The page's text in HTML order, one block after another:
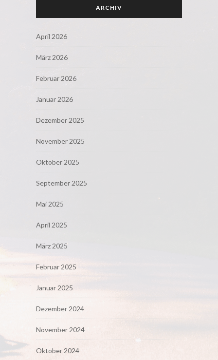
ARCHIV
April 2026
März 2026
Februar 2026
Januar 2026
Dezember 2025
November 2025
Oktober 2025
September 2025
Mai 2025
April 2025
März 2025
Februar 2025
Januar 2025
Dezember 2024
November 2024
Oktober 2024